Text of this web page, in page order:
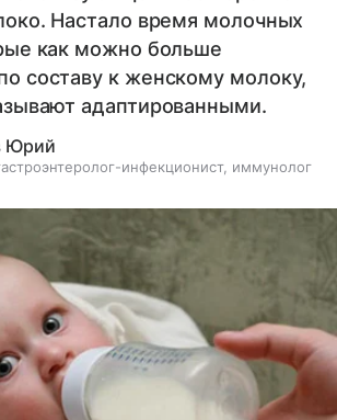
Настало время молочных
как можно больше
составу к женскому молоку,
адаптированными.
Юрий
инфекционист, иммунолог